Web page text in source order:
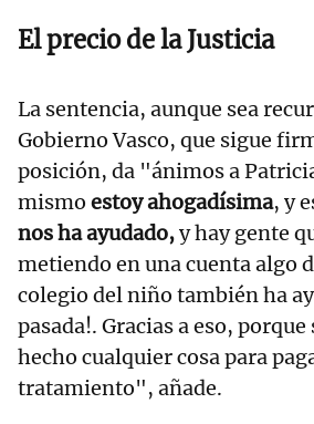
El precio de la Justicia
La sentencia, aunque sea
Gobierno Vasco, que sigue
posición, da "ánimos a
mismo estoy ahogadísima, y
nos ha ayudado,y hay gente
metiendo en una cuenta algo
colegio del niño también ha
pasada!. Gracias a eso,
hecho cualquier cosa para
tratamiento", añade.